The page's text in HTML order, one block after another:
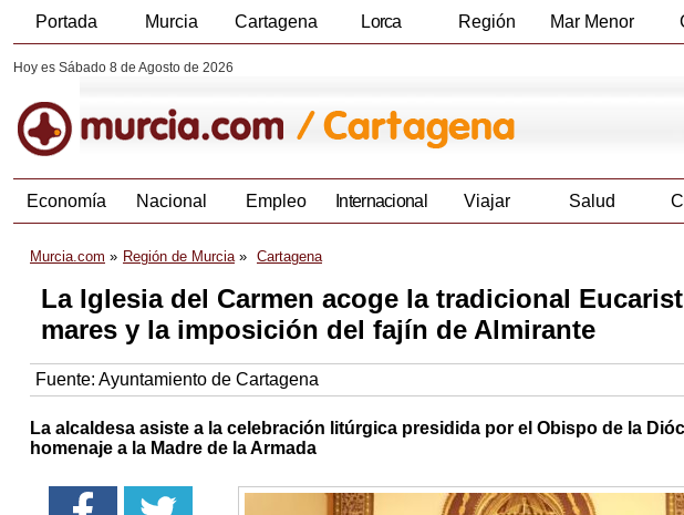
Portada Murcia Cartagena Lorca Región Mar Menor
Hoy es Sábado 8 de Agosto de 2026
Economía Nacional Empleo Internacional Viajar Salud
Murcia.com Región de Murcia Cartagena
La Iglesia del Carmen acoge la tradicional
mares y la imposición del fajín de Almirante
Fuente: Ayuntamiento de Cartagena
La alcaldesa asiste a la celebración litúrgica presidida por el Obispo de la
homenaje a la Madre de la Armada